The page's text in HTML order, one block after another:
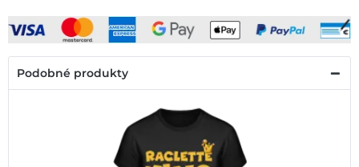
Podobné produkty